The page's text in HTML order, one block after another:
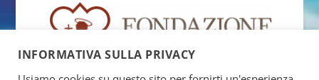
INFORMATIVA SULLA PRIVACY